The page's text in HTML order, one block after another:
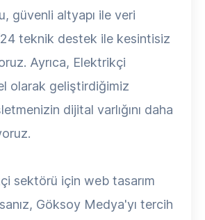
güvenli altyapı ile veri
teknik destek ile kesintisiz
Ayrıca, Elektrikçi
olarak geliştirdiğimiz
dijital varlığını daha
sektörü için web tasarım
Göksoy Medya'yı tercih